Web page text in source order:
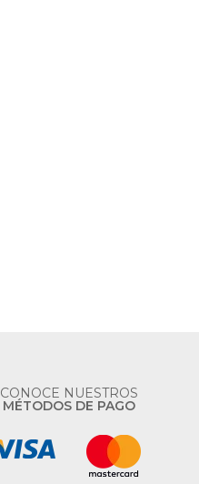
CONOCE NUESTROS
MÉTODOS DE PAGO